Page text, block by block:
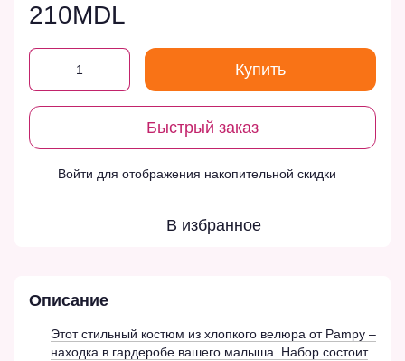
210MDL
Купить
Быстрый заказ
Войти для отображения накопительной скидки
В избранное
Описание
Этот стильный костюм из хлопкого велюра от Pampy –
находка в гардеробе вашего малыша. Набор состоит